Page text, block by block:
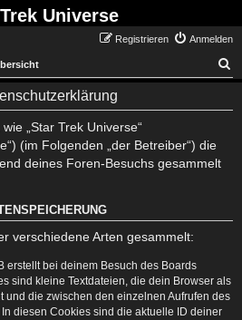
Universe
Anmelden
Registrieren
„Star Trek Universe“
(im Folgenden „der Betreiber“) die
deines Foren-Besuchs gesammelt
verschiedene Arten gesammelt:
erstellt bei deinem Besuch des Boards
sind kleine Textdateien, die dein Browser als
und die zwischen den einzelnen Aufrufen des
diesen Cookies sind die aktuelle ID deiner